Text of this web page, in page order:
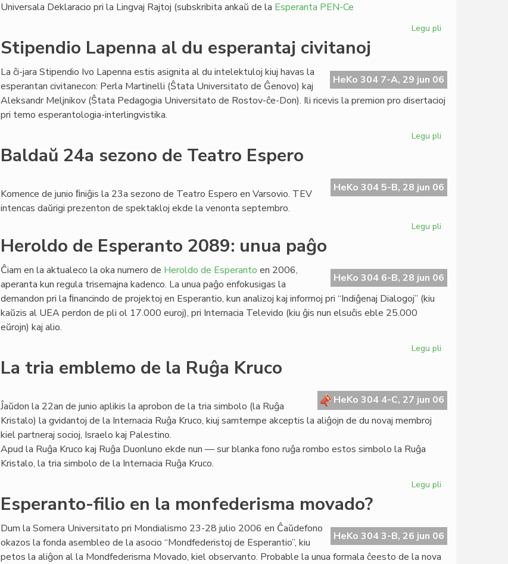
Universala Deklaracio pri la Lingvaj Rajtoj (subskribita ankaŭ de la Esperanta PEN-Ce
Legu pli
junia
numero
de
Stipendio Lapenna al du esperantaj civitanoj
HeKo 304 7-A, 29 jun 06
La ĉi-jara Stipendio Ivo Lapenna estis asignita al du intelektuloj kiuj havas la
esperantan civitanecon: Perla Martinelli (Ŝtata Universitato de Ĝenovo) kaj
Aleksandr Meljnikov (Ŝtata Pedagogia Universitato de Rostov-ĉe-Don). Ili ricevis la premion pro disertacioj
pri temo esperantologia-interlingvistika.
Legu pli
du
esperantaj
Baldaŭ 24a sezono de Teatro Espero
HeKo 304 5-B, 28 jun 06
Komence de junio ﬁniĝis la 23a sezono de Teatro Espero en Varsovio. TEV
intencas daŭrigi prezenton de spektakloj ekde la venonta septembro.
Legu pli
de
Teatro
Heroldo de Esperanto 2089: unua paĝo
HeKo 304 6-B, 28 jun 06
Ĉiam en la aktualeco la oka numero de Heroldo de Esperanto en 2006,
aperanta kun regula trisemajna kadenco. La unua paĝo enfokusigas la
demandon pri la ﬁnancindo de projektoj en Esperantio, kun analizoj kaj informoj pri “Indiĝenaj Dialogoj” (kiu
kaŭzis al UEA perdon de pli ol 17.000 euroj), pri Internacia Televido (kiu ĝis nun elsuĉis eble 25.000
eŭrojn) kaj alio.
Legu pli
2089:
unua
La tria emblemo de la Ruĝa Kruco
HeKo 304 4-C, 27 jun 06
Ĵaŭdon la 22an de junio aplikis la aprobon de la tria simbolo (la Ruĝa
Kristalo) la gvidantoj de la Internacia Ruĝa Kruco, kiuj samtempe akceptis la aliĝojn de du novaj membroj
kiel partneraj socioj, Israelo kaj Palestino.
Apud la Ruĝa Kruco kaj Ruĝa Duonluno ekde nun — sur blanka fono ruĝa rombo estos simbolo la Ruĝa
Kristalo, la tria simbolo de la Internacia Ruĝa Kruco.
Legu pli
de
la
Esperanto-filio en la monfederisma movado?
HeKo 304 3-B, 26 jun 06
Dum la Somera Universitato pri Mondialismo 23-28 julio 2006 en Ĉaŭdefono
okazos la fonda asembleo de la asocio “Mondfederistoj de Esperantio”, kiu
petos la aliĝon al la Mondfederisma Movado, kiel observanto. Probable la unua formala ĉeesto de la nova